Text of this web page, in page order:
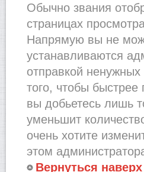
Обычно звания
страницах
Напрямую вы не
устанавливаются
отправкой
того, чтобы
вы добьетесь лишь
уменьшит
очень хотите
этом
Вернуться наверх